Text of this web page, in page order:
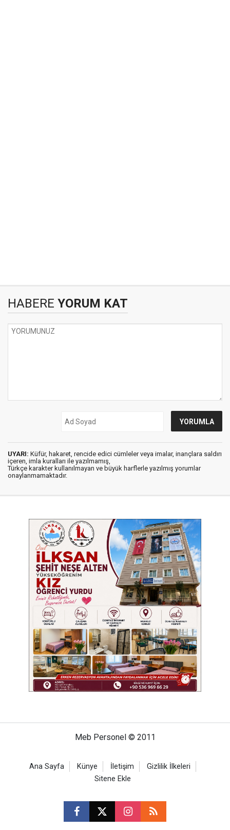
HABERE YORUM KAT
UYARI: Küfür, hakaret, rencide edici cümleler veya imalar, inançlara saldırı
içeren, imla kuralları ile yazılmamış,
Türkçe karakter kullanılmayan ve büyük harflerle yazılmış yorumlar
onaylanmamaktadır.
Meb Personel © 2011
Ana Sayfa Künye İletişim
Gizlilik İlkeleri
Sitene Ekle